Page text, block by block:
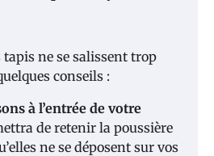
tapis ne se salissent trop
conseils :
à l’entrée de votre
de retenir la poussière
ne se déposent sur vos